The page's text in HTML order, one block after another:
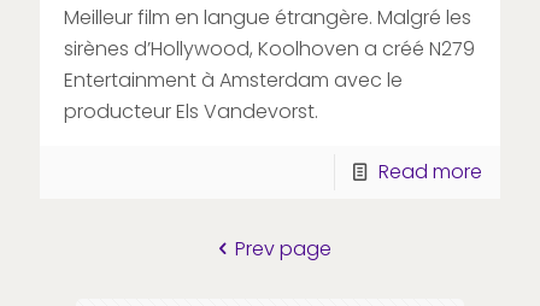
Meilleur film en langue étrangère. Malgré les
sirènes d’Hollywood, Koolhoven a créé N279
Entertainment à Amsterdam avec le
producteur Els Vandevorst.
Read more
Prev page